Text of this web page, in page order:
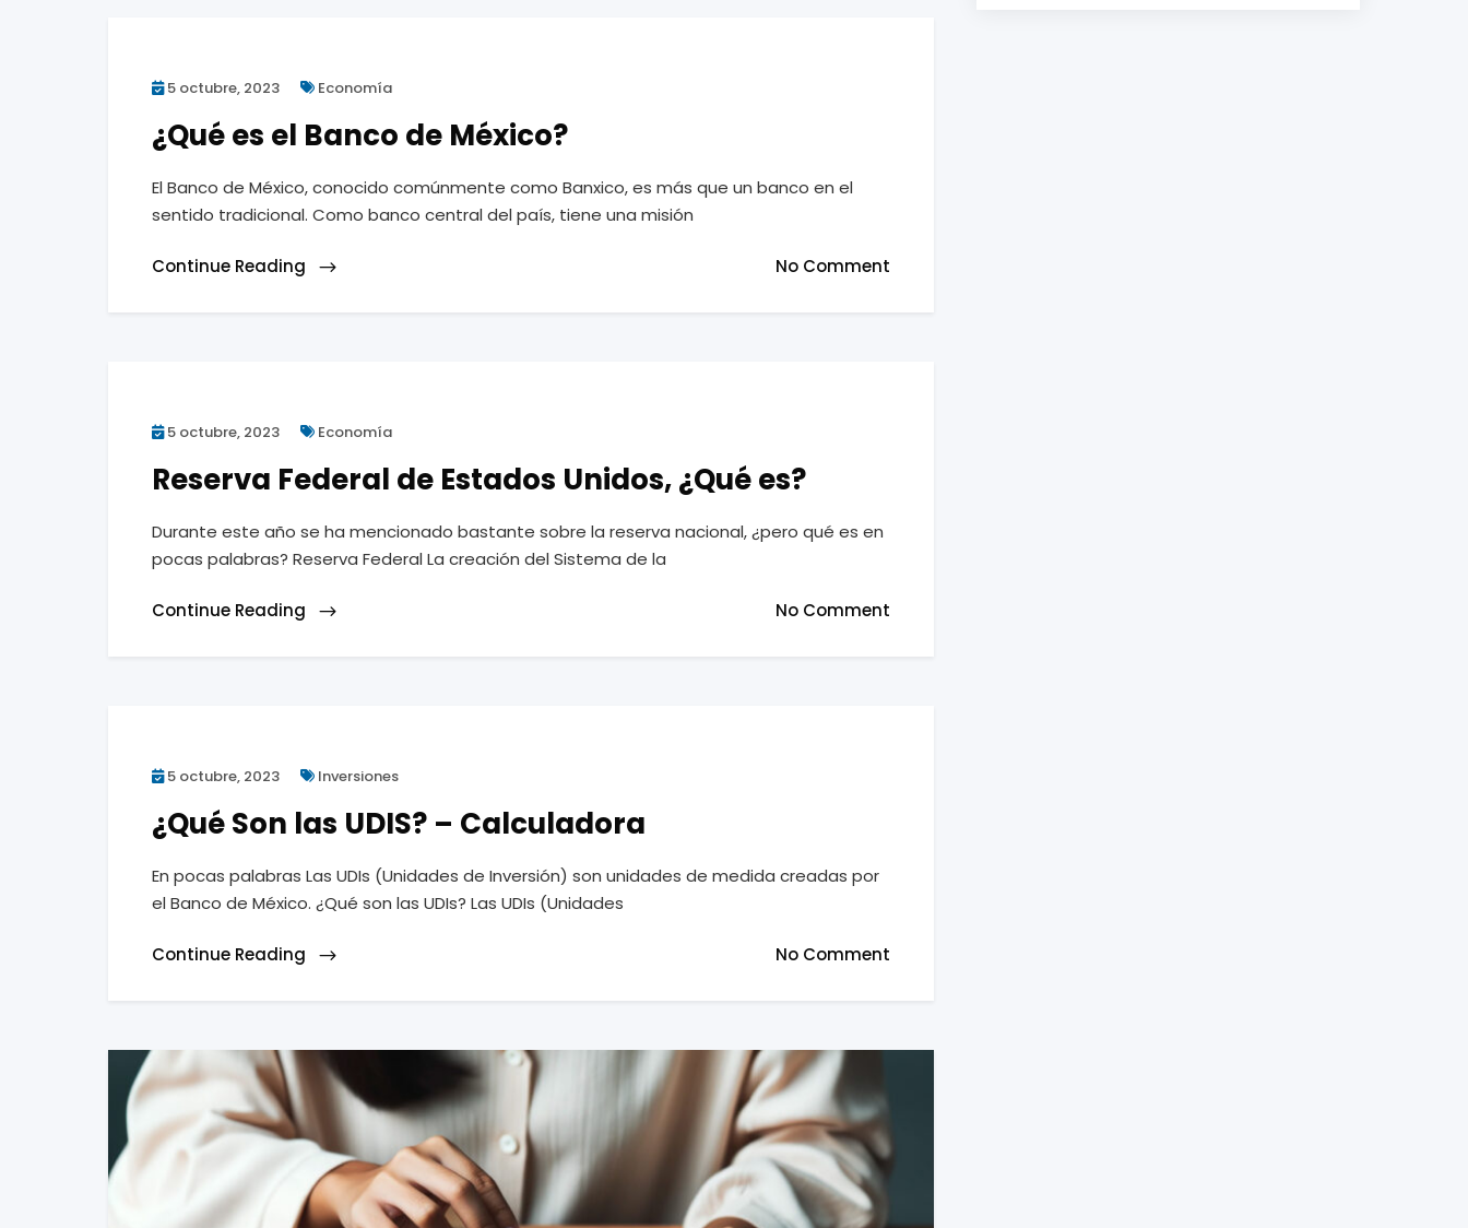
5 octubre, 2023 Economía
¿Qué es el Banco de México?
El Banco de México, conocido comúnmente como Banxico, es más que un banco en el
sentido tradicional. Como banco central del país, tiene una misión
Continue Reading No Comment
5 octubre, 2023 Economía
Reserva Federal de Estados Unidos, ¿Qué es?
Durante este año se ha mencionado bastante sobre la reserva nacional, ¿pero qué es en
pocas palabras? Reserva Federal La creación del Sistema de la
Continue Reading No Comment
5 octubre, 2023 Inversiones
¿Qué Son las UDIS? – Calculadora
En pocas palabras Las UDIs (Unidades de Inversión) son unidades de medida creadas por
el Banco de México. ¿Qué son las UDIs? Las UDIs (Unidades
Continue Reading No Comment